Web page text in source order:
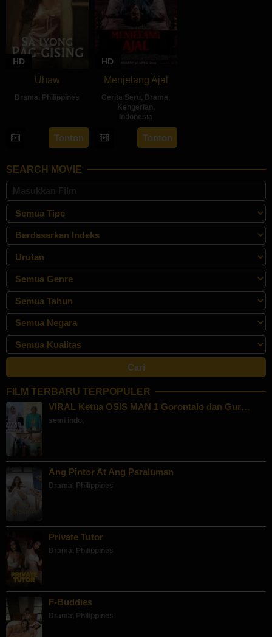
HD
Uhaw
Drama, Philippines
Aug
2024
Bonifacio
Tonton
HD
Menjelang Ajal
Cerita Seru, Drama,
Kengerian,
Indonesia
30
Apr
Hadrah
Daeng
Tonton
SEARCH MOVIE
FILM TERBARU TERPOPULER
VIRAL Ketua OSIS MAN 1 Gorontalo dan Gur…
semi indo,
Ang Pintor At Ang Paraluman
Drama, Philippines
Private Tutor
Drama, Philippines
F-Buddies
Drama, Philippines